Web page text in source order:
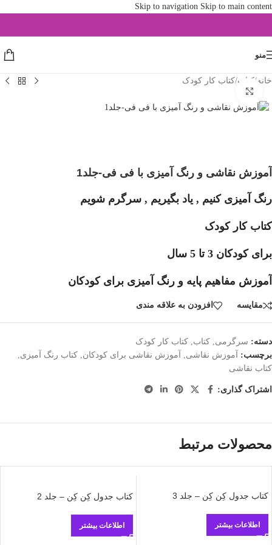
Skip to navigation Skip to main content
منو
خانه/کتاب/کتاب کار کودک
آموزش نقاشی و رنگ آمیزی با فی فی-جلد1
رنگ آمیزی کنیم , یاد بگیریم , سرگرم شویم
کتاب کار کودک
برای کودکان 3 تا 5 سال
آموزش مفاهیم پایه و رنگ آمیزی برای کودکان
مقایسه افزودن به علاقه مندی
دسته: سرگرمی کتاب کتاب کار کودک
برچسب:
آموزش نقاشی آموزش نقاشی برای کودکان کتاب رنگ آمیزی
کتاب نقاشی
اشتراک گذاری:
محصولات مرتبط
کتاب جدول کِن کِن – جلد 3
اطلاعات بیشتر
کتاب جدول کِن کِن – جلد 2
اطلاعات بیشتر